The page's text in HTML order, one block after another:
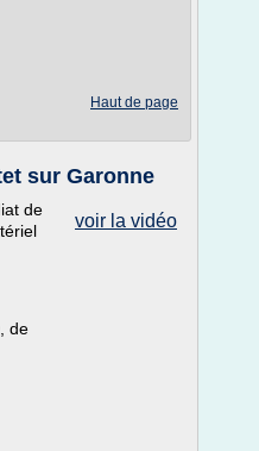
Haut de page
sur Garonne
voir la vidéo
de
de